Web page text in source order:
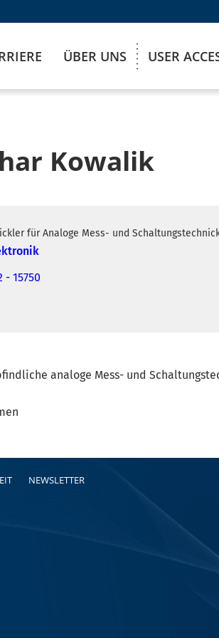
ÜBER UNS USER
Kowalik
für Analoge Mess- und
- 15750
analoge Mess- und
NEWSLETTER